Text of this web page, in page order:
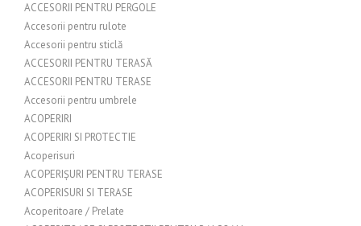
ACCESORII PENTRU PERGOLE
Accesorii pentru rulote
Accesorii pentru sticlă
ACCESORII PENTRU TERASĂ
ACCESORII PENTRU TERASE
Accesorii pentru umbrele
ACOPERIRI
ACOPERIRI SI PROTECTIE
Acoperisuri
ACOPERIȘURI PENTRU TERASE
ACOPERISURI SI TERASE
Acoperitoare / Prelate